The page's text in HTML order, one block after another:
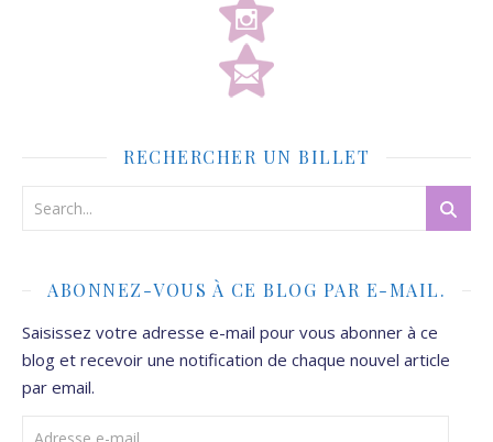
RECHERCHER UN BILLET
ABONNEZ-VOUS À CE BLOG PAR E-MAIL.
Saisissez votre adresse e-mail pour vous abonner à ce
blog et recevoir une notification de chaque nouvel article
par email.
Adresse e-mail